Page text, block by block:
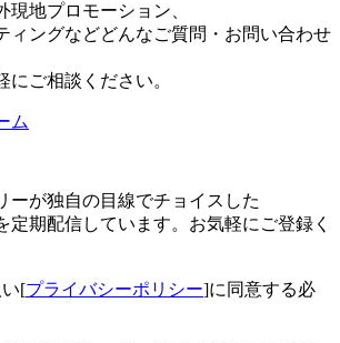
現地プロモーション、
ィングなどどんなご質問・お問い合わせ
にご相談ください。
ム
ーが独自の目線でチョイスした
定期配信しています。お気軽にご登録く
[プライバシーポリシー]に同意する必